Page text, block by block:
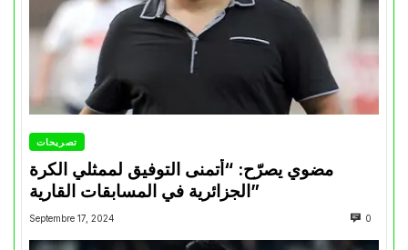
تصريحات
مضوي يصرّح: “أتمنى التوفيق لممثلي الكرة
الجزائرية في المسابقات القارية”
Septembre 17, 2024 0